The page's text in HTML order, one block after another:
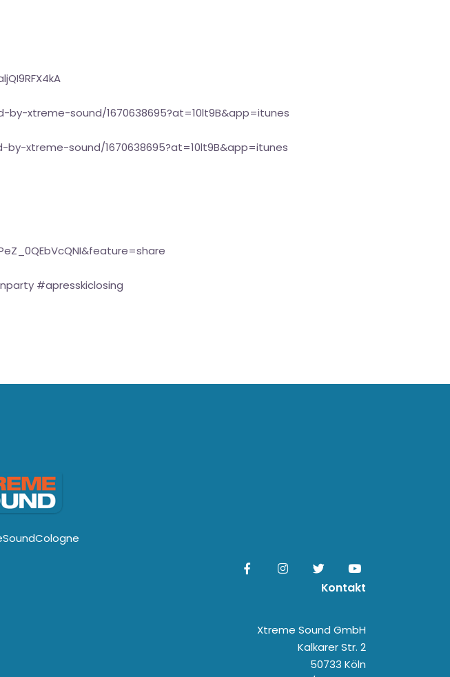
xtreme-sound/1670638695?at=10lt9B&app=itunes
xtreme-sound/1670638695?at=10lt9B&app=itunes
#apresskiclosing
Kontakt
Xtreme Sound GmbH
Kalkarer Str. 2
50733 Köln